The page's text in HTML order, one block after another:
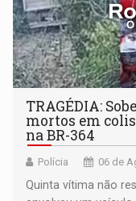
TRAGÉDIA:
mortos em
na BR-364
Polícia 06 de
Quinta vítima não